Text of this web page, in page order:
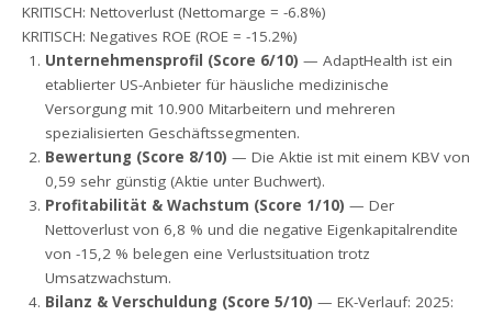
KRITISCH: Nettoverlust (Nettomarge = -6.8%)
KRITISCH: Negatives ROE (ROE = -15.2%)
Unternehmensprofil (Score 6/10) — AdaptHealth ist ein
etablierter US-Anbieter für häusliche medizinische
Versorgung mit 10.900 Mitarbeitern und mehreren
spezialisierten Geschäftssegmenten.
Bewertung (Score 8/10) — Die Aktie ist mit einem KBV von
0,59 sehr günstig (Aktie unter Buchwert).
Profitabilität & Wachstum (Score 1/10) — Der
Nettoverlust von 6,8 % und die negative Eigenkapitalrendite
von -15,2 % belegen eine Verlustsituation trotz
Umsatzwachstum.
Bilanz & Verschuldung (Score 5/10) — EK-Verlauf: 2025: